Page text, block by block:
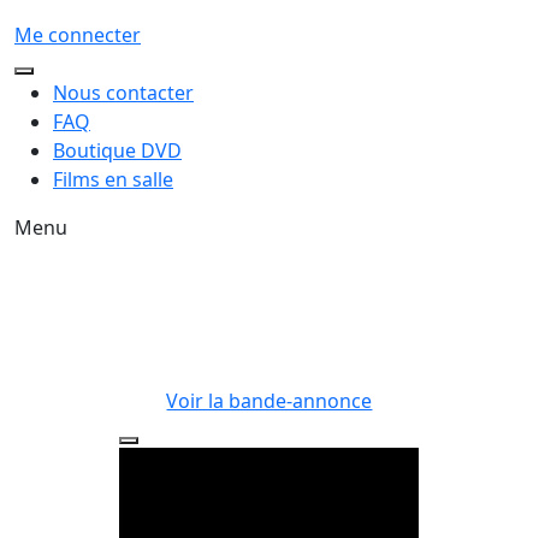
Me connecter
Nous contacter
FAQ
Boutique DVD
Films en salle
Menu
Voir la bande-annonce